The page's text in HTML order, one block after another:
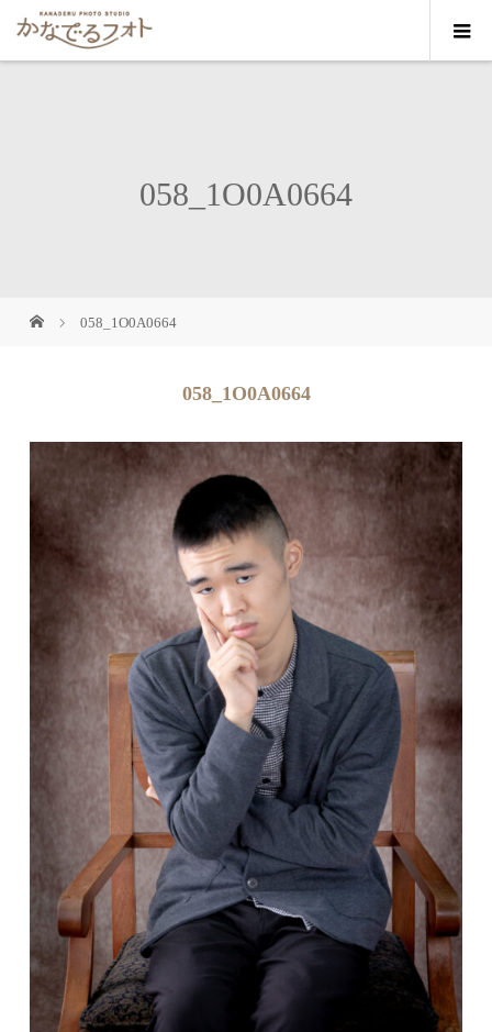
058_1O0A0664
058_1O0A0664
058_1O0A0664